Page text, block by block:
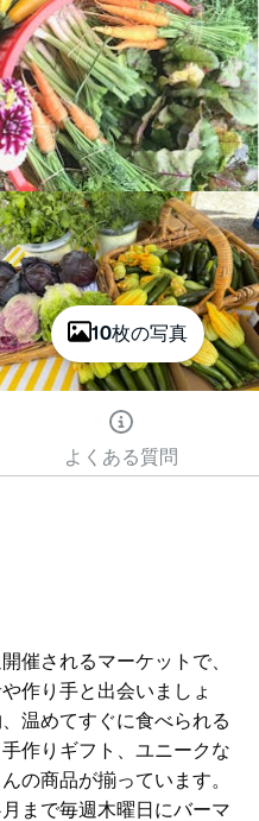
10枚の写真
よくある質問
催されるマーケットで、
作り手と出会いましょ
温めてすぐに食べられる
作りギフト、ユニークな
の商品が揃っています。
まで毎週木曜日にバーマ